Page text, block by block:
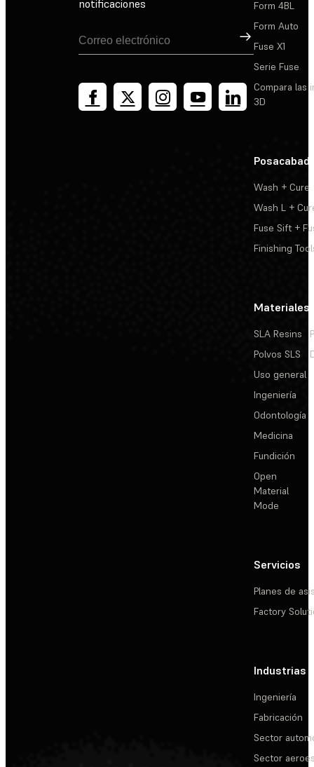
notificaciones
Suscribirse
Form 4BL
Form Auto
Fuse X1
Serie Fuse
Compara las
3D
Wash + Cure
Wash L +
Fuse Sift +
Finishing
Materiales
SLA Resins
Polvos SLS
Uso general
Ingeniería
Odontología
Medicina
Fundición
Open
Material
Mode
Servicios
Planes de
Factory
Industrias
Ingeniería
Fabricación
Sector
Sector